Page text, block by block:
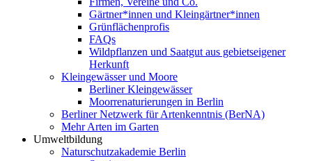
Gärtner*innen und Kleingärtner*innen
Grünflächenprofis
FAQs
Wildpflanzen und Saatgut aus gebietseigener
Herkunft
Kleingewässer und Moore
Berliner Kleingewässer
Moorrenaturierungen in Berlin
Berliner Netzwerk für Artenkenntnis (BerNA)
Mehr Arten im Garten
Umweltbildung
Naturschutzakademie Berlin